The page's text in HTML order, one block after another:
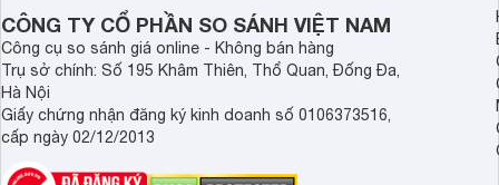
Demax, Hubert và
CÔNG TY CỔ PHẦN SO SÁNH VIỆT NAM
Công cụ so sánh giá online - Không bán hàng
Trụ sở chính: Số 195 Khâm Thiên, Thổ Quan, Đống Đa,
Hà Nội
Giấy chứng nhận đăng ký kinh doanh số 0106373516,
cấp ngày 02/12/2013